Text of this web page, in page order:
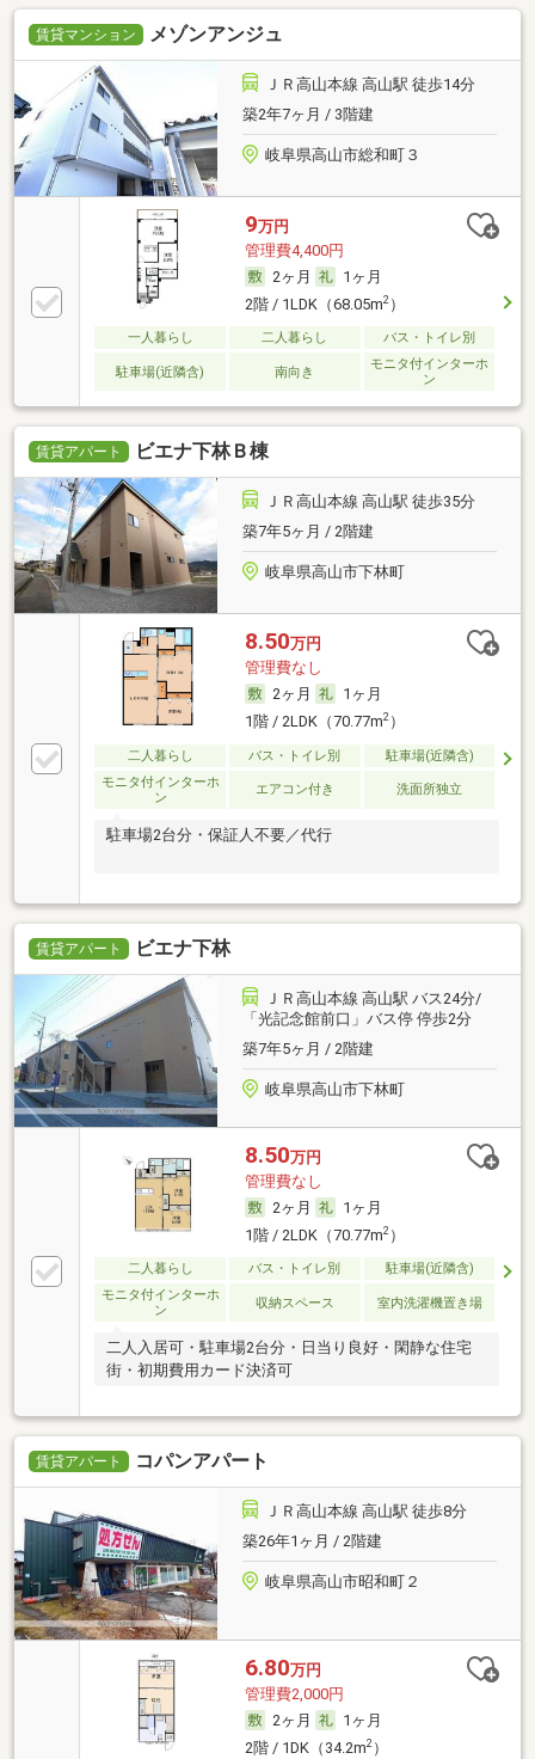
賃貸マンション メゾンアンジュ
ＪＲ高山本線 高山駅 徒歩14分
築2年7ヶ月 / 3階建
岐阜県高山市総和町３
9万円
管理費4,400円
2ヶ月
1ヶ月
2階 / 1LDK（68.05m2）
一人暮らし 二人暮らし バス・トイレ別
駐車場(近隣含) 南向き
モニタ付インターホ
ン
賃貸アパート ビエナ下林Ｂ棟
ＪＲ高山本線 高山駅 徒歩35分
築7年5ヶ月 / 2階建
岐阜県高山市下林町
8.50万円
管理費なし
2ヶ月
1ヶ月
1階 / 2LDK（70.77m2）
二人暮らし バス・トイレ別
駐車場(近隣含)
モニタ付インターホ
ン
エアコン付き 洗面所独立
駐車場2台分・保証人不要／代行
賃貸アパート ビエナ下林
ＪＲ高山本線 高山駅 バス24分/
「光記念館前口」バス停 停歩2分
築7年5ヶ月 / 2階建
岐阜県高山市下林町
8.50万円
管理費なし
2ヶ月
1ヶ月
1階 / 2LDK（70.77m2）
二人暮らし バス・トイレ別
駐車場(近隣含)
モニタ付インターホ
ン
収納スペース 室内洗濯機置き場
二人入居可・駐車場2台分・日当り良好・閑静な住宅
街・初期費用カード決済可
賃貸アパート コパンアパート
ＪＲ高山本線 高山駅 徒歩8分
築26年1ヶ月 / 2階建
岐阜県高山市昭和町２
6.80万円
管理費2,000円
2ヶ月
1ヶ月
2階 / 1DK（34.2m2）